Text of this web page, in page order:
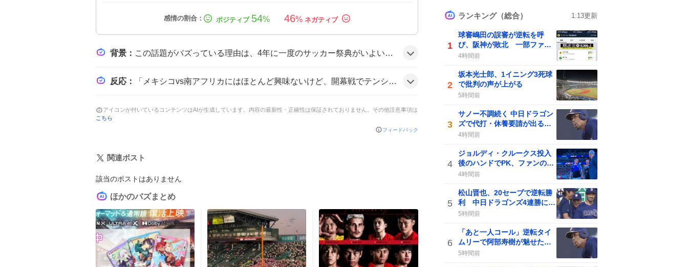
54% 46%
背景 ： この話題がバズっている理由は、4年に一度のサッカー祭典がいよいよ始まる期待感と、開幕戦が日本時間で早朝に設定されているため視聴準備や配信サービスの情報が多数シェアされ、ファンのワクワク感が高まっているようだ。
反応 ： 「メキシコvs南アフリカにはほとんど興味ないけど、開幕戦でテンション上げるために見るよ。」、「あと3時間でW杯開幕すんじゃーん 4時からメキシコVS南アフリカ 観るしかないなー」など、視聴意欲やテンションが上がる声が多数。「開幕戦見るために早く寝て起きようと思ったら寝れなくて…」と期待感と少しの不安が混ざった雰囲気だ。
アイコンが付いているコンテンツはAIが生成しています。内容の最新性・正確性は保証されておりません。その他注意事項は
こちら
フィードバック
関連ポスト
該当のポストはありません
ほかのバズまとめ
ランキング（総合） 1:13更新
1
球審嶋田の誤審が逆転を呼
び、阪神が敗北 一部ファン
からは批判の声も
4時間前
2
坂本光士郎、1イニング3死球
で批判の声が上がる
5時間前
3
サノー不調続く 中日ドラゴン
ズで代打・休養要請が出る、
一部のファンの声が分かれる
4時間前
4
ジョルディ・クルークス投入
後のハンドでPK、ファンの間
で賛否の声が上がる
4時間前
5
松山晋也、20セーブで逆転勝
利 中日ドラゴンズ4連勝に貢
献
5時間前
6
「あと一人コール」逆転タイ
ムリーで阿部寿樹が魅せた感
動と賛否の声
5時間前